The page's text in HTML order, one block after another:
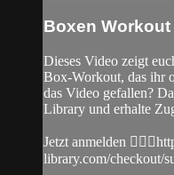
Boxen Workout
Dieses Video zeigt
Box-Workout, das ihr
das Video gefallen?
Library und erhalte
Jetzt anmelden
library.com/checkout/